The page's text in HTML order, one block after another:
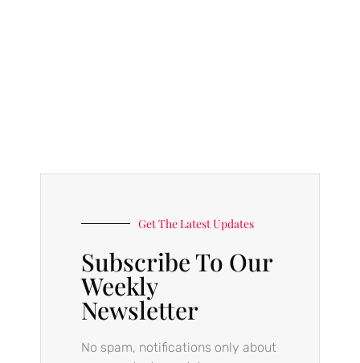
Get The Latest Updates
Subscribe To Our
Weekly
Newsletter
No spam, notifications only about